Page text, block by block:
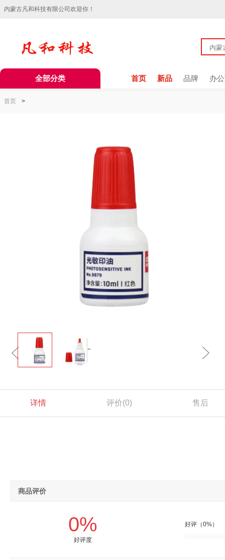
内蒙古凡和科技有限公司欢迎你！
全部分类 首页 新品 品牌 办
首页 >
详情 评价(0) 售后
商品评价
0%
好评度
好评（0%）